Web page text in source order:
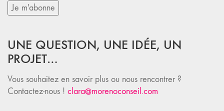
UNE QUESTION, UNE IDÉE, UN
PROJET…
Vous souhaitez en savoir plus ou nous rencontrer ?
Contactez-nous ! clara@morenoconseil.com